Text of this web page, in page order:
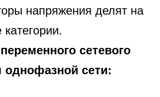
напряжения делят на
сетевого
сети: